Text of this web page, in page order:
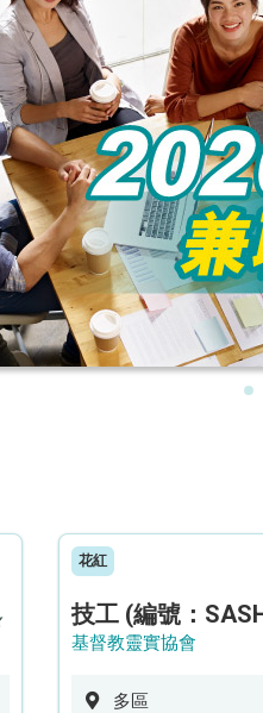
花紅
基督教靈實協會
多區